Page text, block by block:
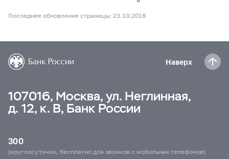
Последнее обновление страницы: 23.10.2018
Наверх
107016, Москва, ул. Неглинная,
д. 12, к. В, Банк России
300
(круглосуточно, бесплатно для звонков с мобильных телефонов)